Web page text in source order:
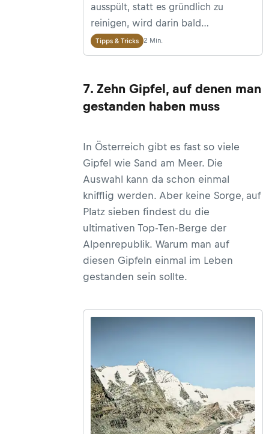
ausspült, statt es gründlich zu
reinigen, wird darin bald
ungebetene Gäste namens Bakterien
und Schimmel vorfinden. Wir
ohne viel Aufwand hygienisch hältst.
Tipps & Tricks 2 Min.
7. Zehn Gipfel, auf denen man
gestanden haben muss
In Österreich gibt es fast so viele
Gipfel wie Sand am Meer. Die
Auswahl kann da schon einmal
knifflig werden. Aber keine Sorge, auf
Platz sieben findest du die
ultimativen Top-Ten-Berge der
Alpenrepublik. Warum man auf
diesen Gipfeln einmal im Leben
gestanden sein sollte.